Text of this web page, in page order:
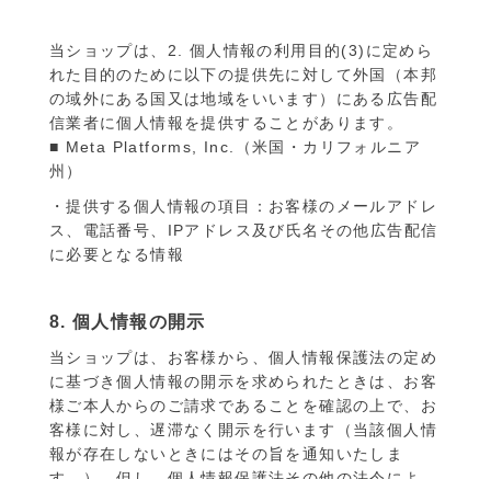
当ショップは、2. 個人情報の利用目的(3)に定めら
れた目的のために以下の提供先に対して外国（本邦
の域外にある国又は地域をいいます）にある広告配
信業者に個人情報を提供することがあります。
■ Meta Platforms, Inc.（米国・カリフォルニア
州）
・提供する個人情報の項目：お客様のメールアドレ
ス、電話番号、IPアドレス及び氏名その他広告配信
に必要となる情報
8. 個人情報の開示
当ショップは、お客様から、個人情報保護法の定め
に基づき個人情報の開示を求められたときは、お客
様ご本人からのご請求であることを確認の上で、お
客様に対し、遅滞なく開示を行います（当該個人情
報が存在しないときにはその旨を通知いたしま